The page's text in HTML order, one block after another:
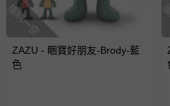
費用，可能會另需加收。
商品實際的配達日期，可於訂
已出貨通知之訊息為主。
如您收到商品，請依正常流
搶購一空
ZAZU - 睏寶好朋友-Brody-藍
色